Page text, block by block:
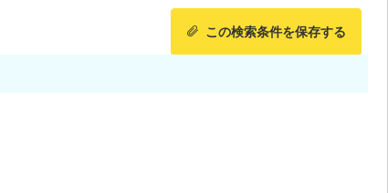
この検索条件を保存する